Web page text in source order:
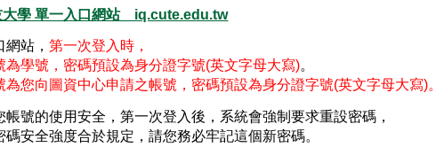
大學 單一入口網站    iq.cute.edu.tw
網站，第一次登入時，
為學號，密碼預設為身分證字號(英文字母大寫)。
為您向圖資中心申請之帳號，密碼預設為身分證字號(英文字母大寫)。
帳號的使用安全，第一次登入後，系統會強制要求重設密碼，
碼安全強度合於規定，請您務必牢記這個新密碼。